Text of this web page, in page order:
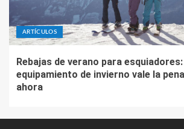
ARTÍCULOS
Rebajas de verano para
equipamiento de invierno vale la
ahora